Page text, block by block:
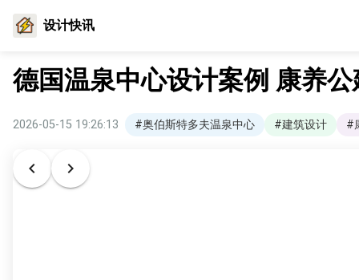
设计快讯
德国温泉中心设计案例 康养
2026-05-15 19:26:13 #奥伯斯特多夫温泉中心 #建筑设计 #